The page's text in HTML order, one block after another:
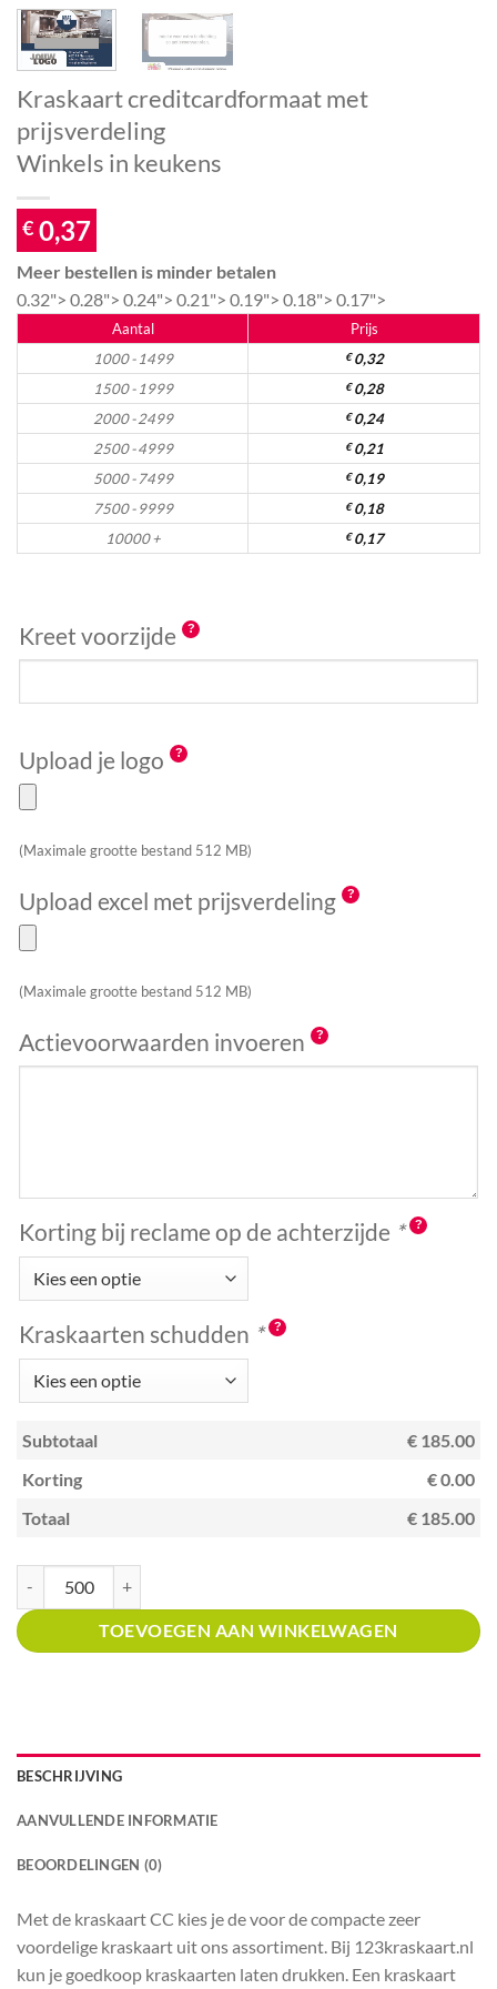
Kraskaart creditcardformaat met
prijsverdeling
Winkels in keukens
€ 0,37
Meer bestellen is minder betalen
0.32"> 0.28"> 0.24"> 0.21"> 0.19"> 0.18"> 0.17">
Aantal
Prijs
1000 - 1499
€0,32
1500 - 1999
€0,28
2000 - 2499
€0,24
2500 - 4999
€0,21
5000 - 7499
€0,19
7500 - 9999
€0,18
10000 +
€0,17
Kreet voorzijde
Upload je logo
(Maximale grootte bestand 512 MB)
Upload excel met prijsverdeling
(Maximale grootte bestand 512 MB)
Actievoorwaarden invoeren
Korting bij reclame op de achterzijde *
Kraskaarten schudden *
Subtotaal
€ 185.00
Korting
€ 0.00
Totaal
€ 185.00
TOEVOEGEN AAN WINKELWAGEN
BESCHRIJVING
AANVULLENDE INFORMATIE
BEOORDELINGEN (0)
Met de kraskaart CC kies je de voor de compacte zeer
voordelige kraskaart uit ons assortiment. Bij 123kraskaart.nl
kun je goedkoop kraskaarten laten drukken. Een kraskaart